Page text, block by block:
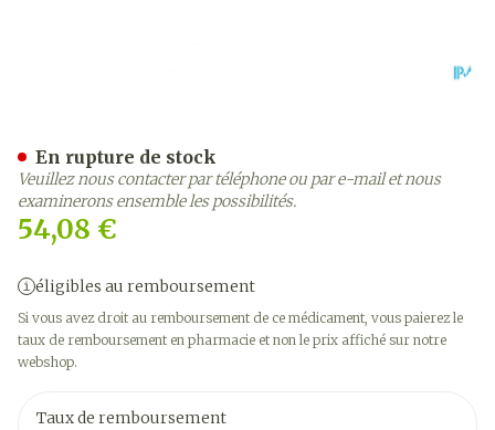
54,08 €
éligibles au remboursement
Si vous avez droit au remboursement de ce médicament, vous paierez le
taux de remboursement en pharmacie et non le prix affiché sur notre
webshop.
Taux de remboursement
En rupture de stock
Veuillez nous contacter par téléphone ou par e-mail et nous
examinerons ensemble les possibilités.